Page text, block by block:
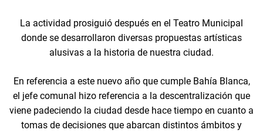
La actividad prosiguió después en el Teatro Municipal
donde se desarrollaron diversas propuestas artísticas
alusivas a la historia de nuestra ciudad.
En referencia a este nuevo año que cumple Bahía Blanca,
el jefe comunal hizo referencia a la descentralización que
viene padeciendo la ciudad desde hace tiempo en cuanto a
tomas de decisiones que abarcan distintos ámbitos y